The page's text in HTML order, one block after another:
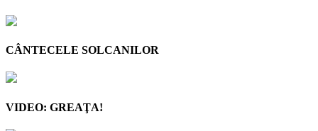
CÂNTECELE SOLCANILOR
VIDEO: GREAŢA!